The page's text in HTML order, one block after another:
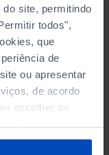
site, permitindo
todos",
que
de
ou apresentar
de acordo
escolher os
ou da
habitação
enfrenta.
à